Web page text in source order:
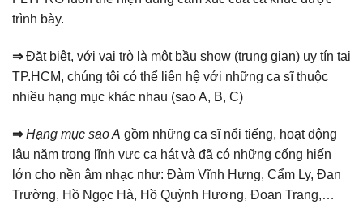
trình bày.
⇒Đặt biệt, với vai trò là một bầu show (trung gian) uy tín tại
TP.HCM, chúng tôi có thể liên hệ với những ca sĩ thuộc
nhiều hạng mục khác nhau (sao A, B, C)
⇒Hạng mục sao A gồm những ca sĩ nổi tiếng, hoạt động
lâu năm trong lĩnh vực ca hát và đã có những cống hiến
lớn cho nền âm nhạc như: Đàm Vĩnh Hưng, Cẩm Ly, Đan
Trường, Hồ Ngọc Hà, Hồ Quỳnh Hương, Đoan Trang,…